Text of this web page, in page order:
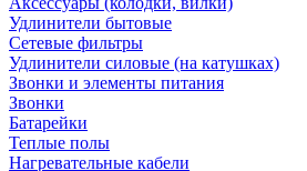
Удлинители бытовые
Сетевые фильтры
Удлинители силовые (на катушках)
Звонки и элементы питания
Звонки
Батарейки
Теплые полы
Нагревательные кабели